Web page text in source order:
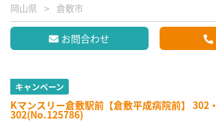
岡山県 倉敷市
お問合わせ
キャンペーン
Kマンスリー倉敷駅前【倉敷平成病院前】 302・
302(No.125786)